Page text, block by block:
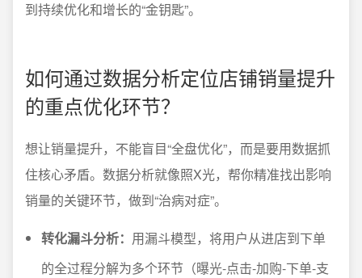
到持续优化和增长的“金钥匙”。
如何通过数据分析定位店铺销量提升
的重点优化环节？
想让销量提升，不能盲目“全盘优化”，而是要用数据抓
住核心矛盾。数据分析就像照X光，帮你精准找出影响
销量的关键环节，做到“治病对症”。
转化漏斗分析： 用漏斗模型，将用户从进店到下单
的全过程分解为多个环节（曝光-点击-加购-下单-支